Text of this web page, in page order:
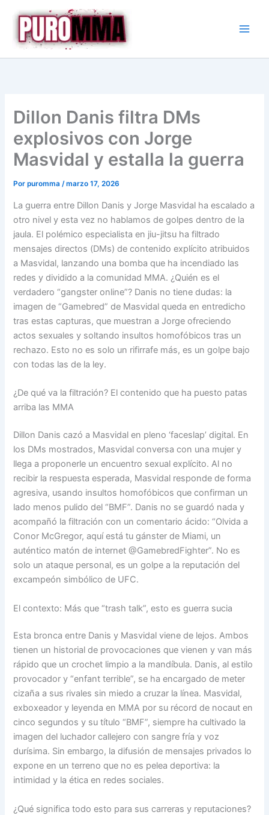
contenido
Dillon Danis filtra DMs
explosivos con Jorge
Masvidal y estalla la guerra
Porpuromma/marzo 17, 2026
La guerra entre Dillon Danis y Jorge Masvidal ha escalado a
otro nivel y esta vez no hablamos de golpes dentro de la
jaula. El polémico especialista en jiu-jitsu ha filtrado
mensajes directos (DMs) de contenido explícito atribuidos
a Masvidal, lanzando una bomba que ha incendiado las
redes y dividido a la comunidad MMA. ¿Quién es el
verdadero “gangster online”? Danis no tiene dudas: la
imagen de “Gamebred” de Masvidal queda en entredicho
tras estas capturas, que muestran a Jorge ofreciendo
actos sexuales y soltando insultos homofóbicos tras un
rechazo. Esto no es solo un rifirrafe más, es un golpe bajo
con todas las de la ley.
¿De qué va la filtración? El contenido que ha puesto patas
arriba las MMA
Dillon Danis cazó a Masvidal en pleno ‘faceslap’ digital. En
los DMs mostrados, Masvidal conversa con una mujer y
llega a proponerle un encuentro sexual explícito. Al no
recibir la respuesta esperada, Masvidal responde de forma
agresiva, usando insultos homofóbicos que confirman un
lado menos pulido del “BMF”. Danis no se guardó nada y
acompañó la filtración con un comentario ácido: “Olvida a
Conor McGregor, aquí está tu gánster de Miami, un
auténtico matón de internet @GamebredFighter”. No es
solo un ataque personal, es un golpe a la reputación del
excampeón simbólico de UFC.
El contexto: Más que “trash talk”, esto es guerra sucia
Esta bronca entre Danis y Masvidal viene de lejos. Ambos
tienen un historial de provocaciones que vienen y van más
rápido que un crochet limpio a la mandíbula. Danis, al estilo
provocador y “enfant terrible”, se ha encargado de meter
cizaña a sus rivales sin miedo a cruzar la línea. Masvidal,
exboxeador y leyenda en MMA por su récord de nocaut en
cinco segundos y su título “BMF”, siempre ha cultivado la
imagen del luchador callejero con sangre fría y voz
durísima. Sin embargo, la difusión de mensajes privados lo
expone en un terreno que no es pelea deportiva: la
intimidad y la ética en redes sociales.
¿Qué significa todo esto para sus carreras y reputaciones?